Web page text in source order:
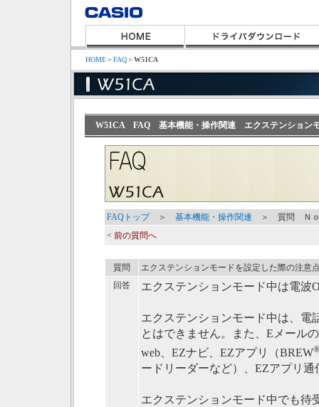
HOME＞FAQ＞W51CA
W51CA FAQ 基本機能・操作関連 エクステンション
FAQトップ＞ 基本機能・操作関連 ＞ 質問 Ｎｏ
< 前の質問へ
質問
エクステンションモードを設定した際の注意
回答
エクステンションモード中は電波
エクステンションモード中は、電
とはできません。また、Eメール
web、EZナビ、EZアプリ（BREW
ードリーダーなど）、EZアプリ
エクステンションモード中でも待